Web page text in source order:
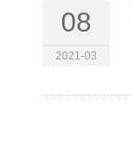
08
2021-03